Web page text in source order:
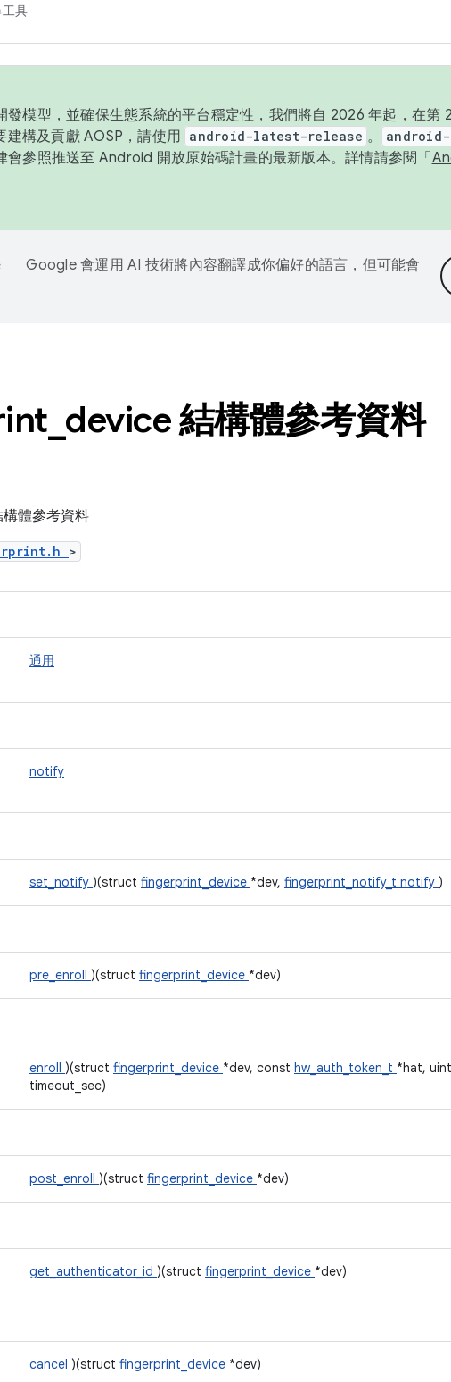
具
發模型，並確保生態系統的平台穩定性，我們將自 2026 年起，在第
建構及貢獻 AOSP，請使用 android-latest-release 。
會參照推送至 Android 開放原始碼計畫的最新版本。詳情請參閱「
Google 會運用 AI 技術將內容翻譯成你偏好的語言，但可能會
device 結構體參考資料
體參考資料
>
通用
notify
set_notify )(struct fingerprint_device *dev, fingerprint_notify_t notify )
pre_enroll )(struct fingerprint_device *dev)
enroll )(struct fingerprint_device *dev, const hw_auth_token_t *hat,
timeout_sec)
post_enroll )(struct fingerprint_device *dev)
get_authenticator_id )(struct fingerprint_device *dev)
cancel )(struct fingerprint_device *dev)